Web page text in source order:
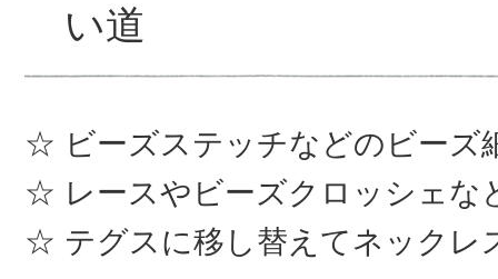
い道
ビーズステッチなどのビーズ
レースやビーズクロッシェな
テグスに移し替えてネックレ